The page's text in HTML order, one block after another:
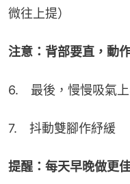
微往上提）
注意：背部要直，動
6.　最後，慢慢吸氣
7.　抖動雙腳作紓緩
提醒：每天早晚做更